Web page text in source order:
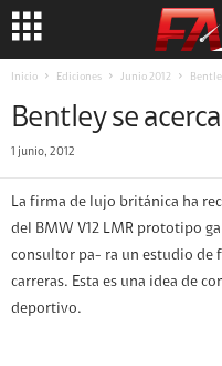
Inicio Ediciones Junio 2012
Bentley se
1 junio, 2012
La firma de lujo británica ha
del BMW V12 LMR prototipo
consultor pa- ra un estudio de
carreras. Esta es una idea de
deportivo.